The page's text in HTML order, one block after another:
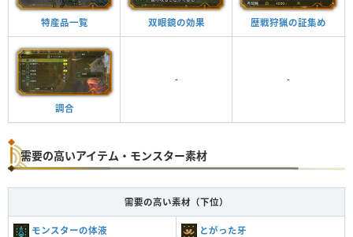
特産品一覧 双眼鏡の効果 歴戦狩猟の証集め
調合
- -
需要の高いアイテム・モンスター素材
需要の高い素材（下位）
モンスターの体液 とがった牙